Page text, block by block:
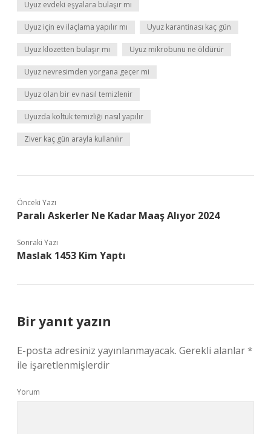
Uyuz evdeki eşyalara bulaşır mı
Uyuz için ev ilaçlama yapılır mı Uyuz karantinası kaç gün
Uyuz klozetten bulaşır mı Uyuz mikrobunu ne öldürür
Uyuz nevresimden yorgana geçer mi
Uyuz olan bir ev nasıl temizlenir
Uyuzda koltuk temizliği nasıl yapılır
Ziver kaç gün arayla kullanılır
Önceki Yazı
Paralı Askerler Ne Kadar Maaş Alıyor 2024
Sonraki Yazı
Maslak 1453 Kim Yaptı
Bir yanıt yazın
E-posta adresiniz yayınlanmayacak. Gerekli alanlar*
ile işaretlenmişlerdir
Yorum